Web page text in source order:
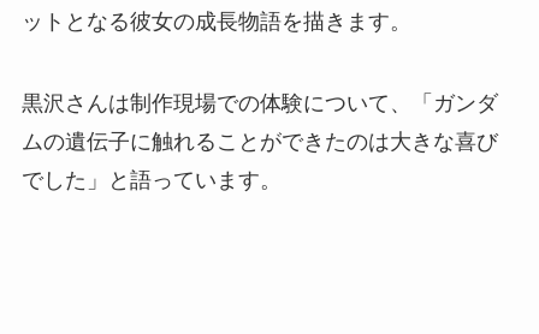
ットとなる彼女の成長物語を描きます。
黒沢さんは制作現場での体験について、「ガンダ
ムの遺伝子に触れることができたのは大きな喜び
でした」と語っています。